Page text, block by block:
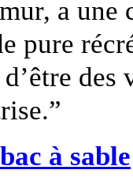
a une
pure
à sable